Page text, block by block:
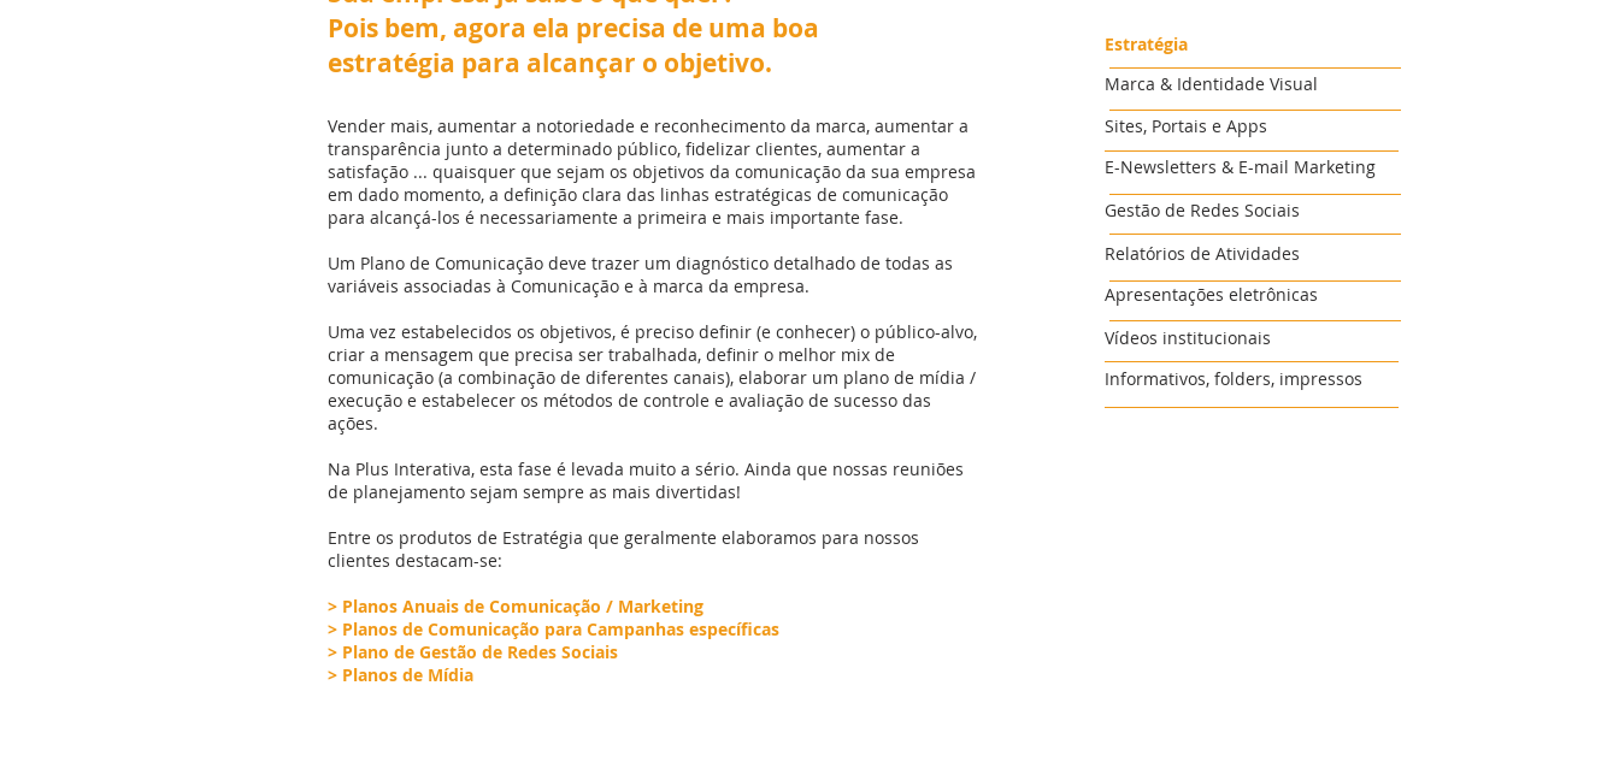
Pois bem, agora ela precisa de uma boa
estratégia para alcançar o objetivo.
Vender mais, aumentar a notoriedade e reconhecimento da marca, aumentar a
transparência junto a determinado público, fidelizar clientes, aumentar a
satisfação ... quaisquer que sejam os objetivos da comunicação da sua empresa
em dado momento, a definição clara das linhas estratégicas de comunicação
para alcançá-los é necessariamente a primeira e mais importante fase.
Um Plano de Comunicação deve trazer um diagnóstico detalhado de todas as
variáveis associadas à Comunicação e à marca da empresa.
Uma vez estabelecidos os objetivos, é preciso definir (e conhecer) o público-alvo,
criar a mensagem que precisa ser trabalhada, definir o melhor mix de
comunicação (a combinação de diferentes canais), elaborar um plano de mídia /
execução e estabelecer os métodos de controle e avaliação de sucesso das
ações.
Na Plus Interativa, esta fase é levada muito a sério. Ainda que nossas reuniões
de planejamento sejam sempre as mais divertidas!
Entre os produtos de Estratégia que geralmente elaboramos para nossos
clientes destacam-se:
> Planos Anuais de Comunicação / Marketing
> Planos de Comunicação para Campanhas específicas
> Plano de Gestão de Redes Sociais
> Planos de Mídia
Estratégia
Gestão de Redes Sociais
Relatórios de Atividades
E-Newsletters & E-mail Marketing
Sites, Portais e Apps
Marca & Identidade Visual
Apresentações eletrônicas
Vídeos institucionais
Informativos, folders, impressos